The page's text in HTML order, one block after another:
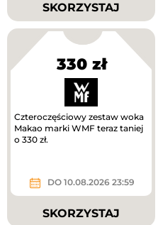
SKORZYSTAJ
330 zł
Czteroczęściowy zestaw woka
Makao marki WMF teraz taniej
o 330 zł.
DO 10.08.2026 23:59
SKORZYSTAJ